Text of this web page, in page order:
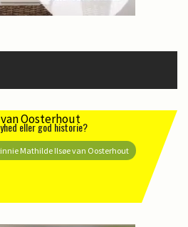
eller god historie?
Mathilde Ilsøe van Oosterhout